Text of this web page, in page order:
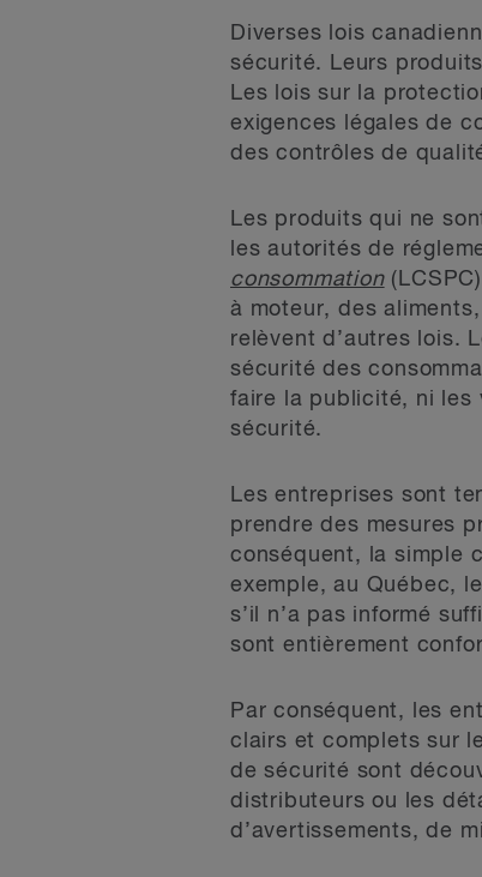
Diverses lois
sécurité. Leurs
Les lois sur la
exigences légales de
des contrôles de
Les produits qui ne
les autorités de
consommation
à moteur, des
relèvent d’autres lois.
sécurité des
faire la publicité, ni les
sécurité.
Les entreprises sont
prendre des mesures
conséquent, la simple
exemple, au Québec,
s’il n’a pas informé
sont entièrement
Par conséquent, les
clairs et complets sur
de sécurité sont
distributeurs ou les
d’avertissements, de